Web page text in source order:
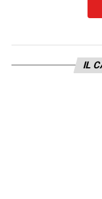
Cannavaro,
squadre come
IL